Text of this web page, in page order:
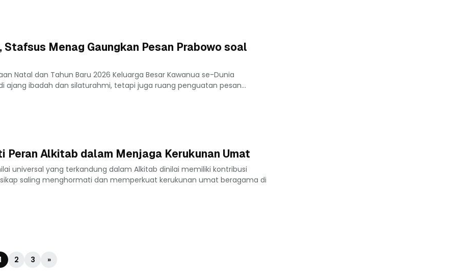
Stafsus Menag Gaungkan Pesan Prabowo soal
Natal dan Tahun Baru 2026 Keluarga Besar Kawanua se-Dunia
ajang ibadah dan silaturahmi, tetapi juga ruang penguatan pesan...
Peran Alkitab dalam Menjaga Kerukunan Umat
nilai universal yang terkandung dalam Alkitab dinilai memiliki kontribusi
saling menghormati dan memperkuat kerukunan umat beragama di
2 3 »